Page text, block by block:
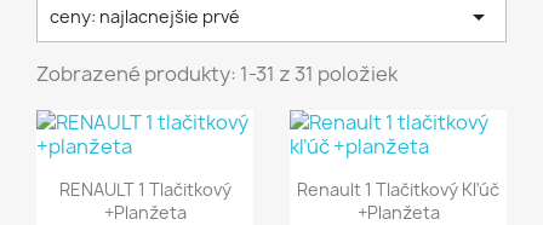
ceny: najlacnejšie prvé 
Zobrazené produkty: 1-31 z 31 položiek
Rýchly náhľad
RENAULT 1 Tlačitkový
+planžeta
Rýchly náhľad
Renault 1 Tlačitkový Kľúč
+planžeta